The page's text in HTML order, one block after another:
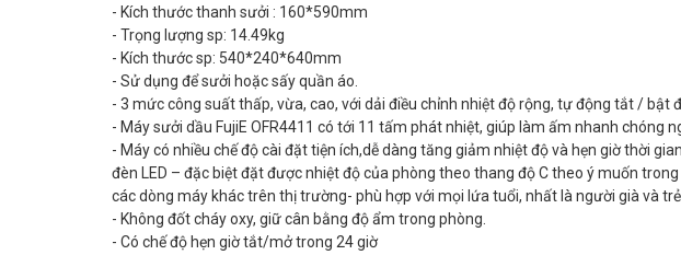
- Kích thước thanh sưởi : 160*590mm
- Trọng lượng sp: 14.49kg
- Kích thước sp: 540*240*640mm
- Sử dụng để sưởi hoặc sấy quần áo.
- 3 mức công suất thấp, vừa, cao, với dải điều chỉnh nhiệt độ rộng, tự động tắt / bật
- Máy sưởi dầu FujiE OFR4411 có tới 11 tấm phát nhiệt, giúp làm ấm nhanh chóng
- Máy có nhiều chế độ cài đặt tiện ích,dễ dàng tăng giảm nhiệt độ và hẹn giờ thời
đèn LED – đặc biệt đặt được nhiệt độ của phòng theo thang độ C theo ý muốn
các dòng máy khác trên thị trường- phù hợp với mọi lứa tuổi, nhất là người già và
- Không đốt cháy oxy, giữ cân bằng độ ẩm trong phòng.
- Có chế độ hẹn giờ tắt/mở trong 24 giờ